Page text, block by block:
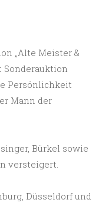
„Alte Meister &
Sonderauktion
Persönlichkeit
Mann der
Bürkel sowie
versteigert.
Düsseldorf und